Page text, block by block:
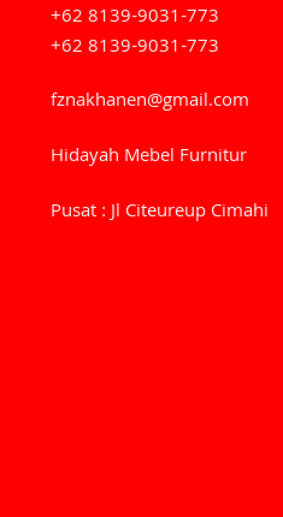
+62 8139-9031-773
+62 8139-9031-773
fznakhanen@gmail.com
Hidayah Mebel Furnitur
Pusat : Jl Citeureup Cimahi